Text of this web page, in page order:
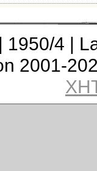
1950/4 |
2001-